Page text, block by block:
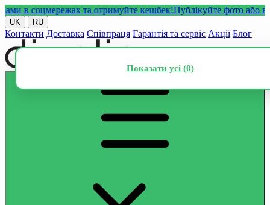
соцмережах та отримуйте кешбек!Публікуйте фото або відео
UK RU
Контакти Доставка Співпраця Гарантія та сервіс Акції Блог
Показати усі (0)